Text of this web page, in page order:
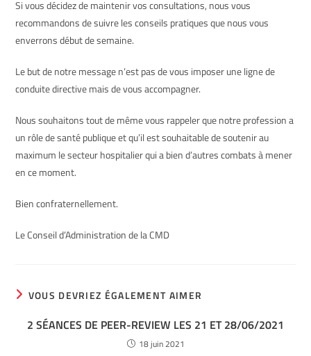
Si vous décidez de maintenir vos consultations, nous vous
recommandons de suivre les conseils pratiques que nous vous
enverrons début de semaine.
Le but de notre message n’est pas de vous imposer une ligne de
conduite directive mais de vous accompagner.
Nous souhaitons tout de même vous rappeler que notre profession a
un rôle de santé publique et qu’il est souhaitable de soutenir au
maximum le secteur hospitalier qui a bien d’autres combats à mener
en ce moment.
Bien confraternellement.
Le Conseil d’Administration de la CMD
VOUS DEVRIEZ ÉGALEMENT AIMER
2 SÉANCES DE PEER-REVIEW LES 21 ET 28/06/2021
18 juin 2021